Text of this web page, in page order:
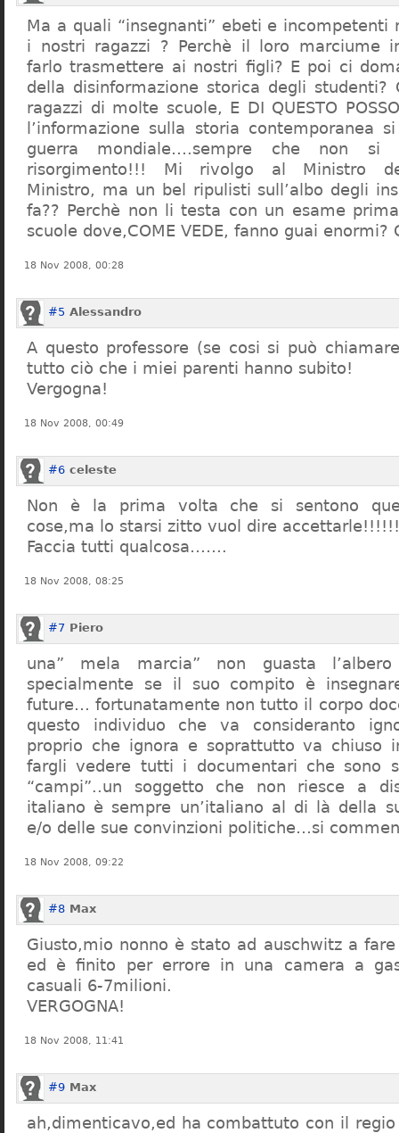
Ma a quali “insegnanti” ebeti e
i nostri ragazzi ? Perchè il loro marciume
farlo trasmettere ai nostri figli? E poi ci
della disinformazione storica degli
ragazzi di molte scuole, E DI QUESTO POSSO
l’informazione sulla storia contemporanea
guerra mondiale….sempre che non
risorgimento!!! Mi rivolgo al Ministro
Ministro, ma un bel ripulisti sull’albo degli
fa?? Perchè non li testa con un esame
scuole dove,COME VEDE, fanno guai enormi?
18 Nov 2008, 00:28
#5 Alessandro
A questo professore (se cosi si può
tutto ciò che i miei parenti hanno subito!
Vergogna!
18 Nov 2008, 00:49
#6 celeste
Non è la prima volta che si sentono
cose,ma lo starsi zitto vuol dire accettarle!!!!!!
Faccia tutti qualcosa…….
18 Nov 2008, 08:25
#7 Piero
una” mela marcia” non guasta
specialmente se il suo compito è
future… fortunatamente non tutto il corpo
questo individuo che va consideranto
proprio che ignora e soprattutto va chiuso
fargli vedere tutti i documentari che sono
“campi”..un soggetto che non riesce a
italiano è sempre un’italiano al di là della
e/o delle sue convinzioni politiche…si
18 Nov 2008, 09:22
#8 Max
Giusto,mio nonno è stato ad auschwitz a
ed è finito per errore in una camera a
casuali 6-7milioni.
VERGOGNA!
18 Nov 2008, 11:41
#9 Max
ah,dimenticavo,ed ha combattuto con il